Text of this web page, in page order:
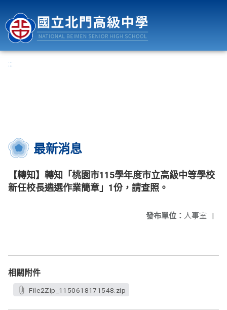
:::
最新消息
【轉知】轉知「桃園市115學年度市立高級中等學校
新任校長遴選作業簡章」1份，請查照。
發布單位： 人事室 |
相關附件
File2Zip_1150618171548.zip